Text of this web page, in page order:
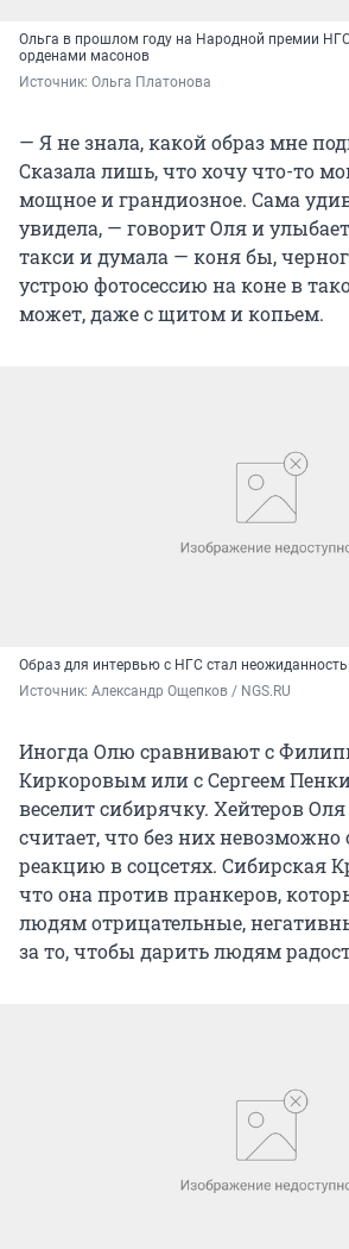
Ольга в прошлом году на Народной премии
орденами масонов
Источник: Ольга Платонова
— Я не знала, какой образ мне
Сказала лишь, что хочу что-то
мощное и грандиозное. Сама
увидела, — говорит Оля и
такси и думала — коня бы,
устрою фотосессию на коне в
может, даже с щитом и копьем.
Образ для интервью с НГС стал
Источник: Александр Ощепков / NGS.RU
Иногда Олю сравнивают с
Киркоровым или с Сергеем
веселит сибирячку. Хейтеров
считает, что без них невозможно
реакцию в соцсетях. Сибирская
что она против пранкеров,
людям отрицательные,
за то, чтобы дарить людям